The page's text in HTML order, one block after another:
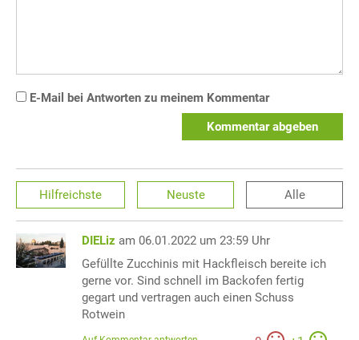
E-Mail bei Antworten zu meinem Kommentar
Kommentar abgeben
Hilfreichste Neuste Alle
DIELiz am 06.01.2022 um 23:59 Uhr
Gefüllte Zucchinis mit Hackfleisch bereite ich
gerne vor. Sind schnell im Backofen fertig
gegart und vertragen auch einen Schuss
Rotwein